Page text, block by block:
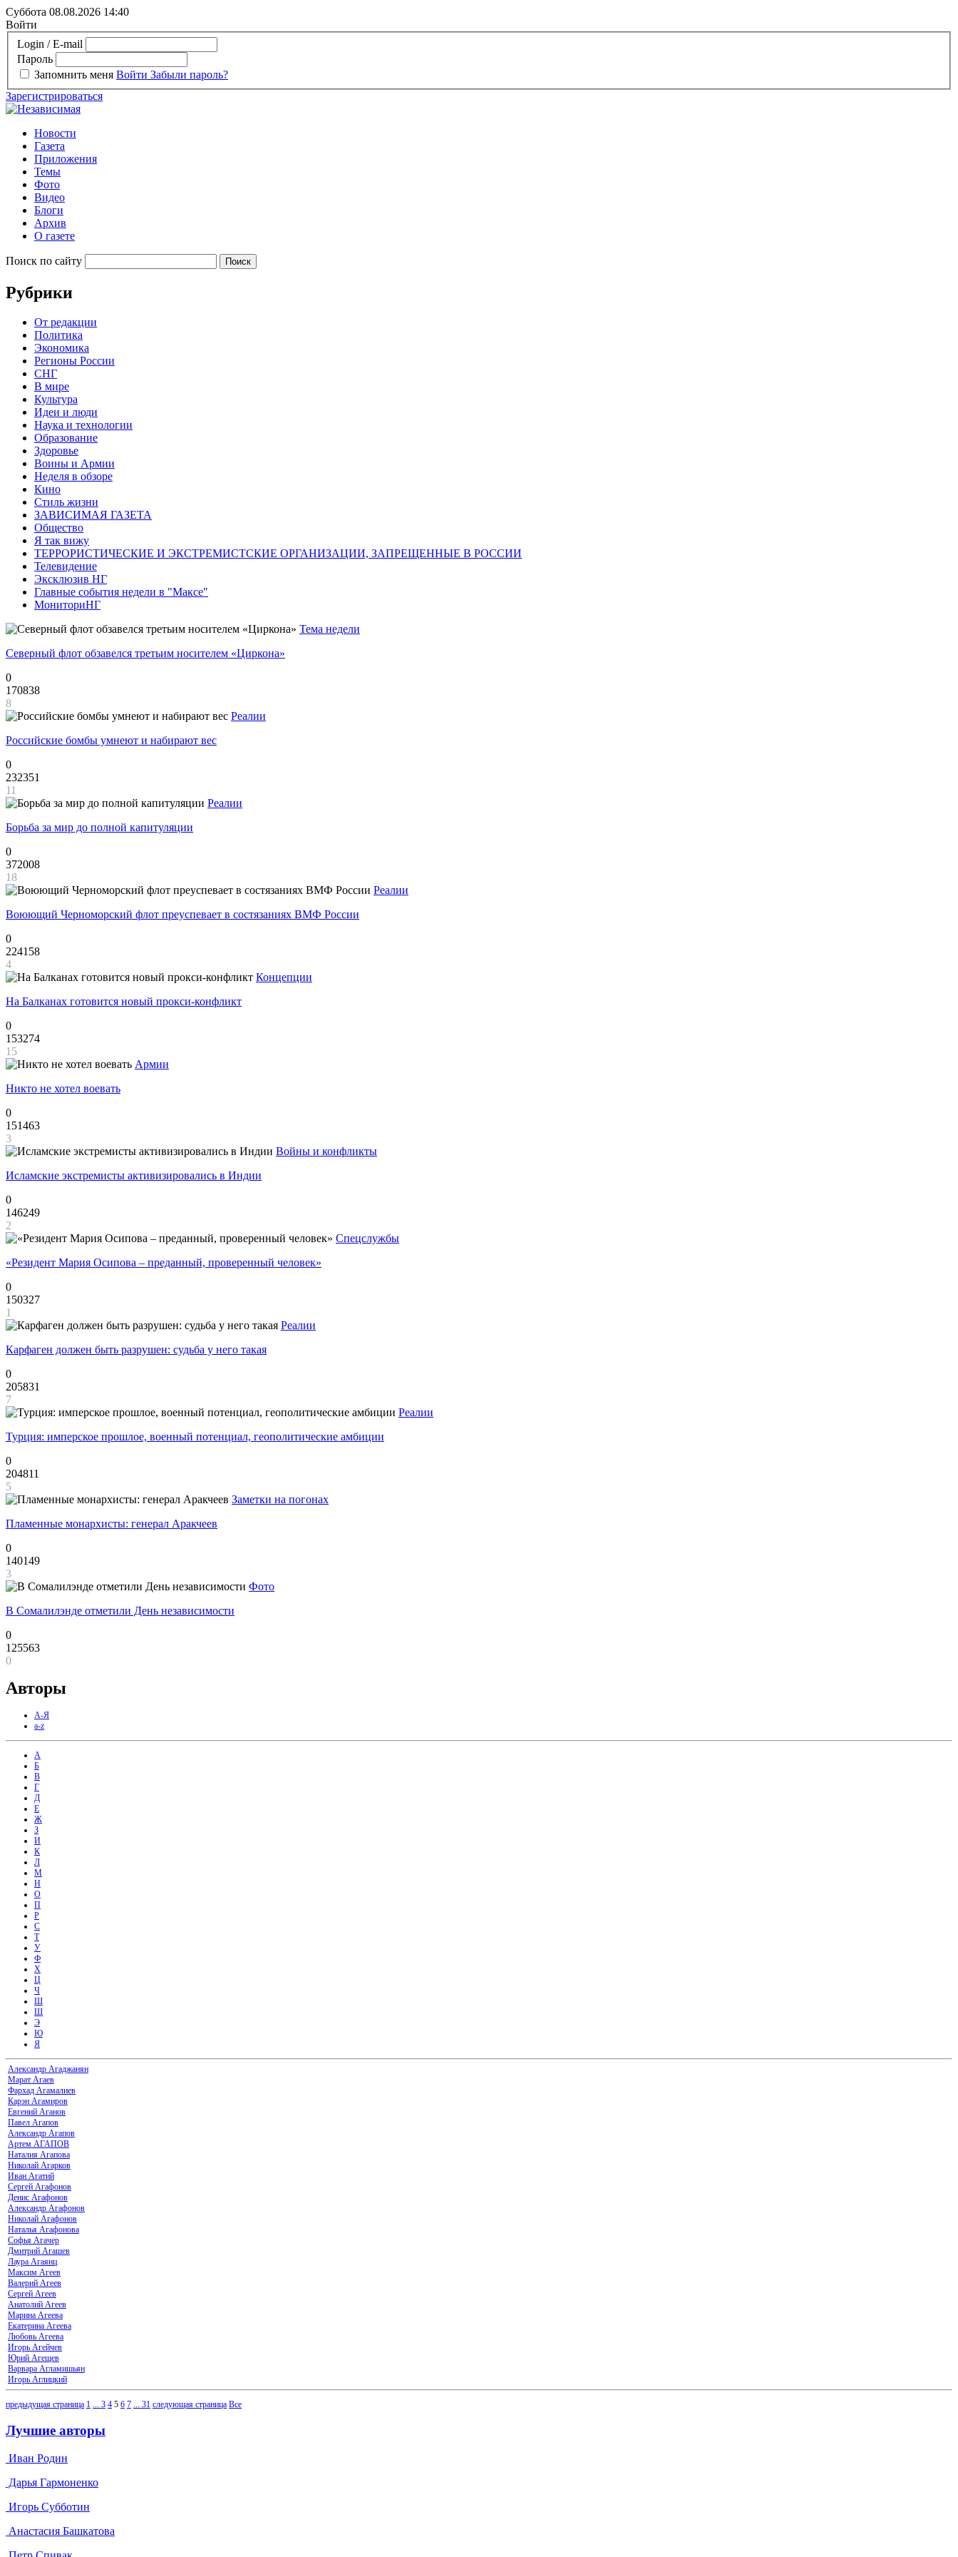
Суббота 08.08.2026 14:40
Войти
Login / E-mail
Пароль
Запомнить меня Войти Забыли пароль?
Зарегистрироваться
Новости
Газета
Приложения
Темы
Фото
Видео
Блоги
Архив
О газете
Поиск по сайту
Рубрики
От редакции
Политика
Экономика
Регионы России
СНГ
В мире
Культура
Идеи и люди
Наука и технологии
Образование
Здоровье
Воины и Армии
Неделя в обзоре
Кино
Стиль жизни
ЗАВИСИМАЯ ГАЗЕТА
Общество
Я так вижу
ТЕРРОРИСТИЧЕСКИЕ И ЭКСТРЕМИСТСКИЕ ОРГАНИЗАЦИИ, ЗАПРЕЩЕННЫЕ В РОССИИ
Телевидение
Эксклюзив НГ
Главные события недели в "Максе"
МониториНГ
Тема недели
Северный флот обзавелся третьим носителем «Циркона»
0
170838
8
Реалии
Российские бомбы умнеют и набирают вес
0
232351
11
Реалии
Борьба за мир до полной капитуляции
0
372008
18
Реалии
Воюющий Черноморский флот преуспевает в состязаниях ВМФ России
0
224158
4
Концепции
На Балканах готовится новый прокси-конфликт
0
153274
15
Армии
Никто не хотел воевать
0
151463
3
Войны и конфликты
Исламские экстремисты активизировались в Индии
0
146249
2
Спецслужбы
«Резидент Мария Осипова – преданный, проверенный человек»
0
150327
1
Реалии
Карфаген должен быть разрушен: судьба у него такая
0
205831
7
Реалии
Турция: имперское прошлое, военный потенциал, геополитические амбиции
0
204811
5
Заметки на погонах
Пламенные монархисты: генерал Аракчеев
0
140149
3
Фото
В Сомалилэнде отметили День независимости
0
125563
0
Авторы
А-Я
a-z
А
Б
В
Г
Д
Е
Ж
З
И
К
Л
М
Н
О
П
Р
С
Т
У
Ф
Х
Ц
Ч
Ш
Щ
Э
Ю
Я
Александр Агаджанян
Марат Агаев
Фархад Агамалиев
Карэн Агамиров
Евгений Аганов
Павел Агапов
Александр Агапов
Артем АГАПОВ
Наталия Агапова
Николай Агарков
Иван Агатий
Сергей Агафонов
Денис Агафонов
Александр Агафонов
Николай Агафонов
Наталья Агафонова
Софья Агачер
Дмитрий Агашев
Лаура Агаянц
Максим Агеев
Валерий Агеев
Сергей Агеев
Анатолий Агеев
Марина Агеева
Екатерина Агеева
Любовь Агеева
Игорь Агейчев
Юрий Агещев
Варвара Агламишьян
Игорь Аглицкий
предыдущая страница 1 3 4 5 6 7 31 следующая страница Все
Лучшие авторы
Иван Родин
Дарья Гармоненко
Игорь Субботин
Анастасия Башкатова